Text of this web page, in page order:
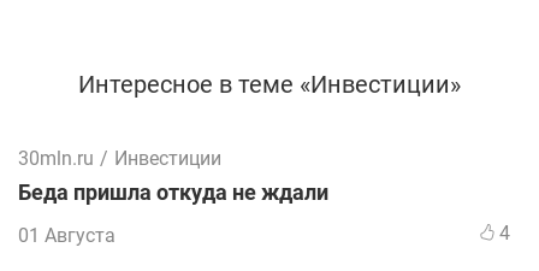
Интересное в теме «Инвестиции»
30mln.ru / Инвестиции
Беда пришла откуда не ждали
01 Августа 4